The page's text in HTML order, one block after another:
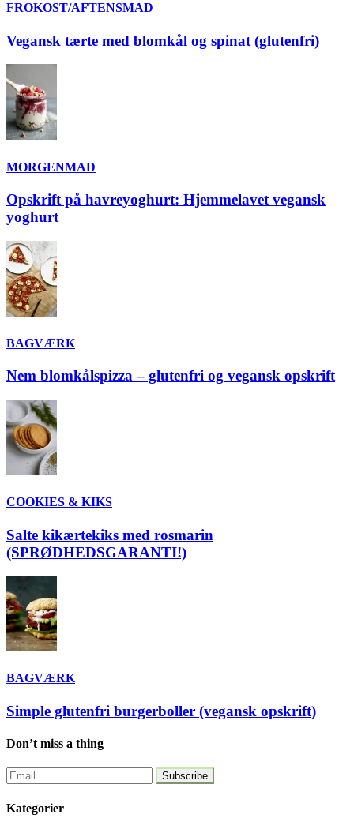
FROKOST/AFTENSMAD
Vegansk tærte med blomkål og spinat (glutenfri)
MORGENMAD
Opskrift på havreyoghurt: Hjemmelavet vegansk
yoghurt
BAGVÆRK
Nem blomkålspizza – glutenfri og vegansk opskrift
COOKIES & KIKS
Salte kikærtekiks med rosmarin
(SPRØDHEDSGARANTI!)
BAGVÆRK
Simple glutenfri burgerboller (vegansk opskrift)
Don’t miss a thing
Kategorier